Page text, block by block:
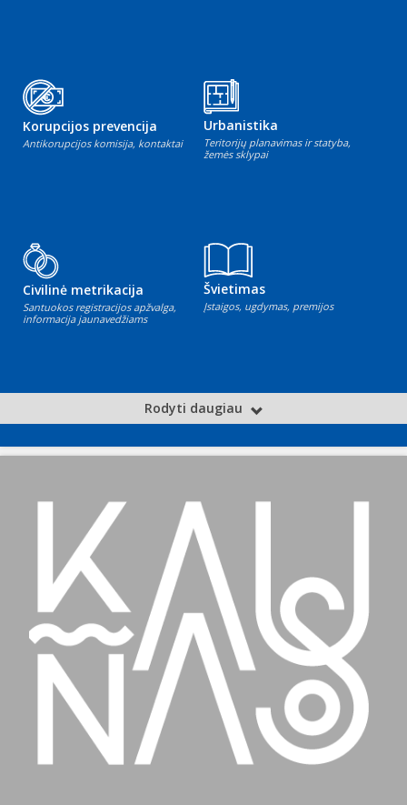
Korupcijos prevencija
Antikorupcijos komisija, kontaktai
Urbanistika
Teritorijų planavimas ir statyba,
žemės sklypai
Civilinė metrikacija
Santuokos registracijos apžvalga,
informacija jaunavedžiams
Švietimas
Įstaigos, ugdymas, premijos
Rodyti daugiau